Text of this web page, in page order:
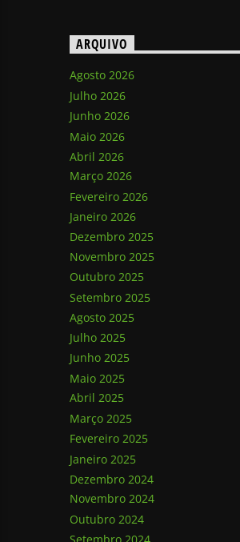
ARQUIVO
Agosto 2026
Julho 2026
Junho 2026
Maio 2026
Abril 2026
Março 2026
Fevereiro 2026
Janeiro 2026
Dezembro 2025
Novembro 2025
Outubro 2025
Setembro 2025
Agosto 2025
Julho 2025
Junho 2025
Maio 2025
Abril 2025
Março 2025
Fevereiro 2025
Janeiro 2025
Dezembro 2024
Novembro 2024
Outubro 2024